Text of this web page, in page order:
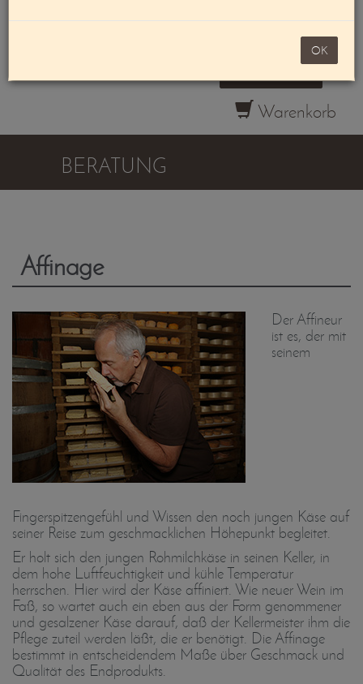
Warenkorb
OK
BERATUNG
Affinage
Der Affineur
ist es, der mit
seinem
Fingerspitzengefühl und Wissen den noch jungen Käse auf
seiner Reise zum geschmacklichen Höhepunkt begleitet.
Er holt sich den jungen Rohmilchkäse in seinen Keller, in
dem hohe Luftfeuchtigkeit und kühle Temperatur
herrschen. Hier wird der Käse affiniert. Wie neuer Wein im
Faß, so wartet auch ein eben aus der Form genommener
und gesalzener Käse darauf, daß der Kellermeister ihm die
Pflege zuteil werden läßt, die er benötigt. Die Affinage
bestimmt in entscheidendem Maße über Geschmack und
Qualität des Endprodukts.